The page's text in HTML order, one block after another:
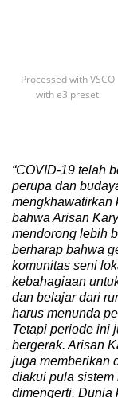
Processed with VSCO
with e3 preset
“COVID-19 telah
perupa dan
mengkhawatirkan
bahwa Arisan
mendorong lebih
berharap bahwa
komunitas seni
kebahagiaan
dan belajar dari
harus menunda
Tetapi periode ini
bergerak. Arisan
juga memberikan
diakui pula
dimengerti. Dunia